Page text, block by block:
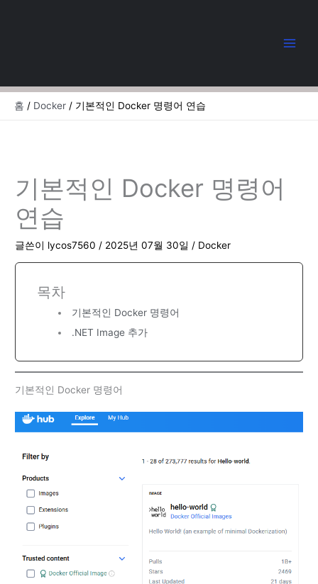
너
홈 Docker 기본적인 Docker 명령어 연습
기본적인 Docker 명령어
연습
글쓴이 lycos7560/ 2025년 07월 30일/ Docker
목차
기본적인 Docker 명령어
.NET Image 추가
기본적인 Docker 명령어